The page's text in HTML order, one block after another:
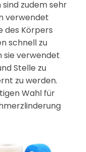
zudem sehr
verwendet
des Körpers
schnell zu
sie verwendet
Stelle zu
zu werden.
Wahl für